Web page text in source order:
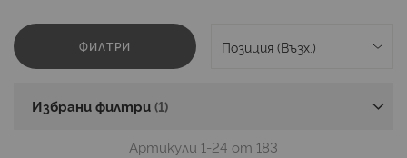
ФИЛТРИ
Избрани филтри
Артикули 1-24 от 183